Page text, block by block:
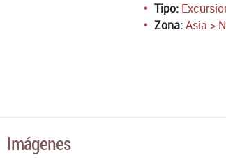
Tipo:
Zona:Asia >
Imágenes